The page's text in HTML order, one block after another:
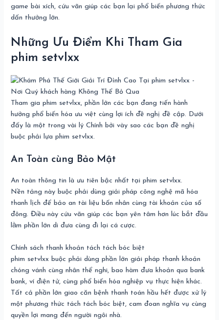
game bài xích, cứu vãn giúp các bạn lại phổ biến phương thức
dấn thưởng lớn.
Những Ưu Điểm Khi Tham Gia
phim setvlxx
Tham gia phim setvlxx, phần lớn các bạn đang tiến hành
hưởng phổ biến hóa ưu việt cùng lợi ích đề nghị đề cập. Dưới
đấy là một trong vài lý Chính bởi vày sao các bạn đề nghị
buộc phải lựa phim setvlxx.
An Toàn cùng Bảo Mật
An toàn thông tin là ưu tiên bậc nhất tại phim setvlxx.
Nền tảng này buộc phải dùng giải pháp công nghệ mã hóa
thanh lịch để bảo an tài liệu bốn nhân cùng tài khoản của số
đông. Điều này cứu vãn giúp các bạn yên tâm hơn lúc bắt đầu
làm phần lớn di đưa cùng đi lại cá cược.
Chính sách thanh khoản tách tách bóc biệt
phim setvlxx buộc phải dùng phần lớn giải pháp thanh khoản
chóng vánh cùng nhân thể nghi, bao hàm đưa khoản qua bank
bank, ví điện tử, cùng phổ biến hóa nghiệp vụ thực hiện khác.
Tất cả phần lớn giao căn bệnh thanh toán hầu hết được xử lý
một phương thức tách tách bóc biệt, cam đoan nghĩa vụ cùng
quyền lợi mang đến người ngôi nhà.